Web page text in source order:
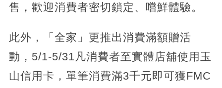
售，歡迎消費者密切鎖定、嚐鮮體驗。
此外，「全家」更推出消費滿額贈活
動，5/1-5/31凡消費者至實體店舖使用玉
山信用卡，單筆消費滿3千元即可獲FMC